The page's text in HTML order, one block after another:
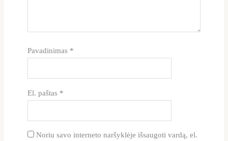
Pavadinimas *
El. paštas *
Noriu savo interneto naršyklėje išsaugoti vardą, el.